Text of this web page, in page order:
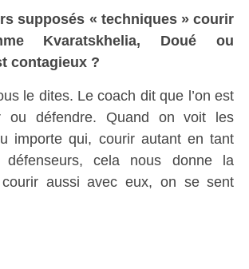
supposés « techniques » courir
Kvaratskhelia, Doué ou
contagieux ?
le dites. Le coach dit que l’on est
ou défendre. Quand on voit les
importe qui, courir autant en tant
défenseurs, cela nous donne la
aussi avec eux, on se sent